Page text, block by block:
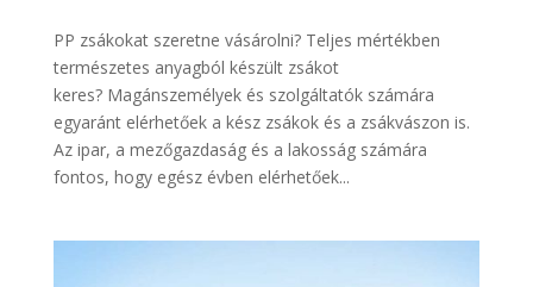
PP zsákokat szeretne vásárolni? Teljes mértékben
természetes anyagból készült zsákot
keres? Magánszemélyek és szolgáltatók számára
egyaránt elérhetőek a kész zsákok és a zsákvászon is.
Az ipar, a mezőgazdaság és a lakosság számára
fontos, hogy egész évben elérhetőek...